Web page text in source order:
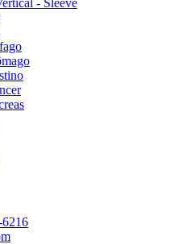
- Sleeve
6216